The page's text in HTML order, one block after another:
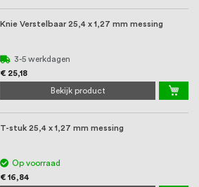
Knie Verstelbaar 25,4 x 1,27 mm messing
3-5 werkdagen
€ 25,18
Bekijk product
T-stuk 25,4 x 1,27 mm messing
Op voorraad
€ 16,84